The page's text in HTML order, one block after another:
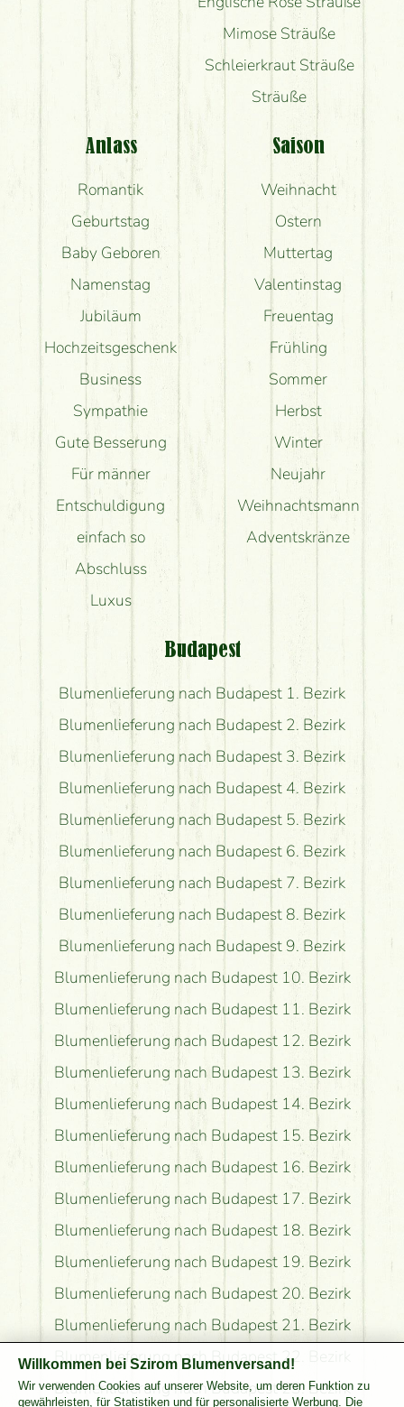
Mimose Sträuße
Schleierkraut Sträuße
Sträuße
Anlass
Romantik
Geburtstag
Baby Geboren
Namenstag
Jubiläum
Hochzeitsgeschenk
Business
Sympathie
Gute Besserung
Für männer
Entschuldigung
einfach so
Abschluss
Luxus
Saison
Weihnacht
Ostern
Muttertag
Valentinstag
Freuentag
Frühling
Sommer
Herbst
Winter
Neujahr
Weihnachtsmann
Adventskränze
Budapest
Blumenlieferung nach Budapest 1. Bezirk
Blumenlieferung nach Budapest 2. Bezirk
Blumenlieferung nach Budapest 3. Bezirk
Blumenlieferung nach Budapest 4. Bezirk
Blumenlieferung nach Budapest 5. Bezirk
Blumenlieferung nach Budapest 6. Bezirk
Blumenlieferung nach Budapest 7. Bezirk
Blumenlieferung nach Budapest 8. Bezirk
Blumenlieferung nach Budapest 9. Bezirk
Blumenlieferung nach Budapest 10. Bezirk
Blumenlieferung nach Budapest 11. Bezirk
Blumenlieferung nach Budapest 12. Bezirk
Blumenlieferung nach Budapest 13. Bezirk
Blumenlieferung nach Budapest 14. Bezirk
Blumenlieferung nach Budapest 15. Bezirk
Blumenlieferung nach Budapest 16. Bezirk
Blumenlieferung nach Budapest 17. Bezirk
Blumenlieferung nach Budapest 18. Bezirk
Blumenlieferung nach Budapest 19. Bezirk
Blumenlieferung nach Budapest 20. Bezirk
Blumenlieferung nach Budapest 21. Bezirk
Blumenlieferung nach Budapest 22. Bezirk
Blumenlieferung nach Budapest 23. Bezirk
Willkommen bei Szirom Blumenversand!
Wir verwenden Cookies auf unserer Website, um deren Funktion zu
gewährleisten, für Statistiken und für personalisierte Werbung. Die